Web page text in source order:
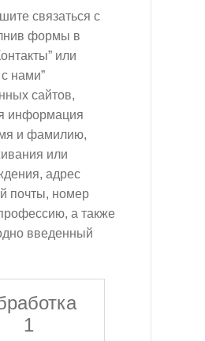
связаться с
формы в
или
нами”
сайтов,
информация
и фамилию,
или
адрес
почты, номер
а также
введенный
1